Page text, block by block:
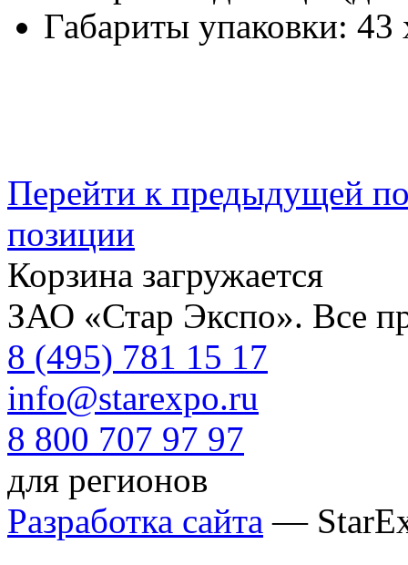
Габариты упаковки: 43
Перейти к предыдущей
позиции
Корзина загружается
ЗАО «Стар Экспо». Все
8 (495) 781 15 17
info@starexpo.ru
8 800 707 97 97
для регионов
Разработка сайта —